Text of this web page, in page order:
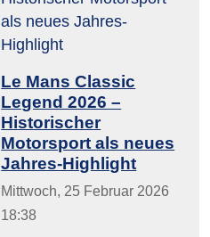
Le Mans Classic
Legend 2026 –
Historischer
Motorsport als neues
Jahres-Highlight
Mittwoch, 25 Februar 2026
18:38